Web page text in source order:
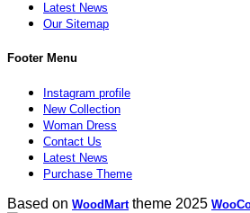
Latest News
Our Sitemap
Footer Menu
Instagram profile
New Collection
Woman Dress
Contact Us
Latest News
Purchase Theme
Based on WoodMarttheme 2025